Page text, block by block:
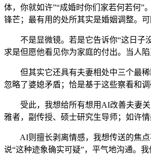
体，你就如许”“成婚时你们家若何若何
锋芒；最有用的处所其实是婚姻调整。
不是显微镜。若是它告诉你“这日子没
求是但愿他看见你为家庭的付出。当人
但其实它还具有夫妻相处中三个最稀
忽略了婆媳矛盾；恰是基于这些察看和
受此，我想给所有想用AI改善夫妻关
雅者，副传授、硕士研究生导师；如许
AI则擅长剥离情感，我想传送的焦点
说“这种迹象确实可疑”，平气地沟通。